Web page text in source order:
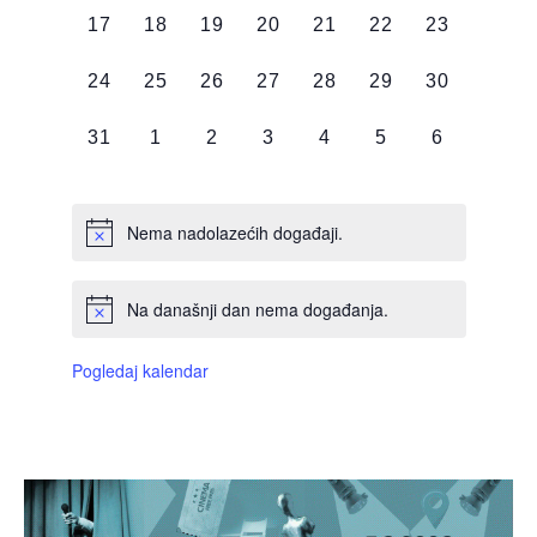
0
17
0
18
0
19
0
20
0
21
0
22
0
23
0
24
0
25
0
26
0
27
0
28
0
29
0
30
0
31
0
1
0
2
0
3
0
4
0
5
0
6
Nema nadolazećih događaji.
Na današnji dan nema događanja.
Pogledaj kalendar